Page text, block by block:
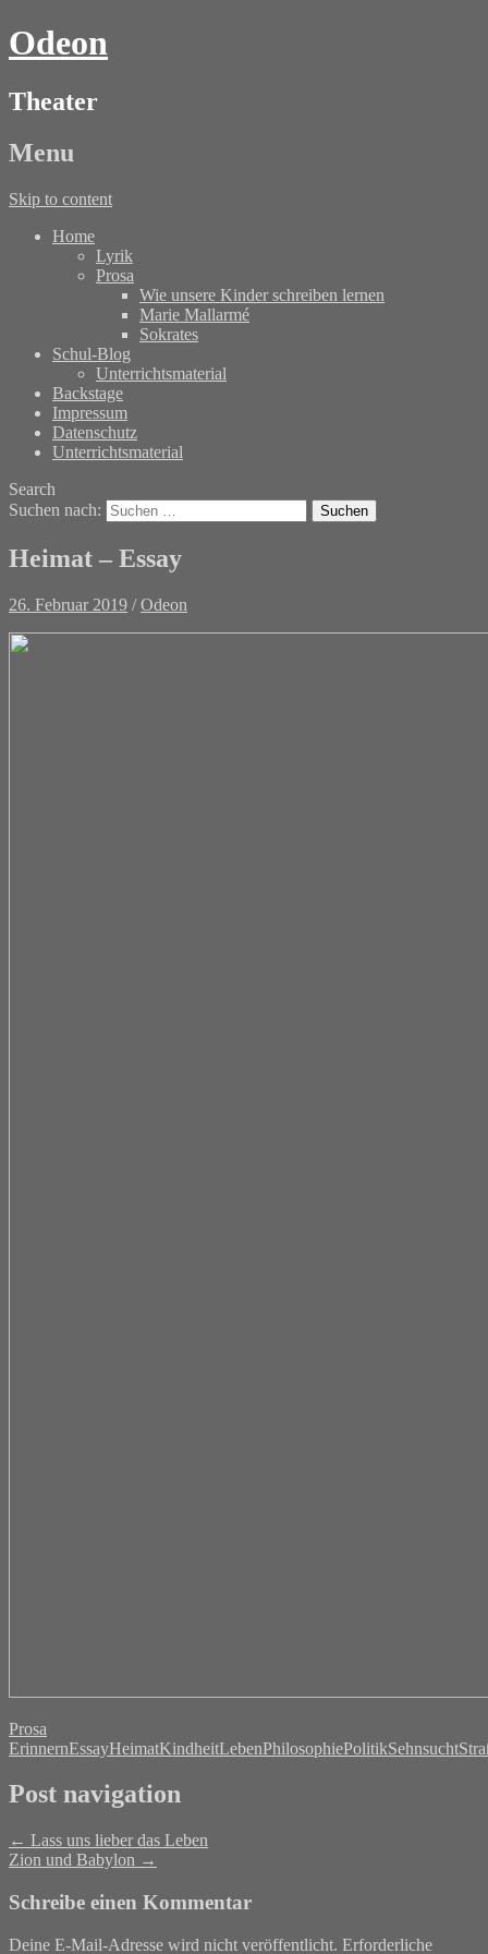
Odeon
Theater
Menu
Skip to content
Home
Lyrik
Prosa
Wie unsere Kinder schreiben lernen
Marie Mallarmé
Sokrates
Schul-Blog
Unterrichtsmaterial
Backstage
Impressum
Datenschutz
Unterrichtsmaterial
Search
Suchen nach:
Heimat – Essay
26. Februar 2019 /Odeon
Prosa
ErinnernEssayHeimatKindheitLebenPhilosophiePolitikSehnsucht
Post navigation
← Lass uns lieber das Leben
Zion und Babylon →
Schreibe einen Kommentar
Deine E-Mail-Adresse wird nicht veröffentlicht. Erforderliche